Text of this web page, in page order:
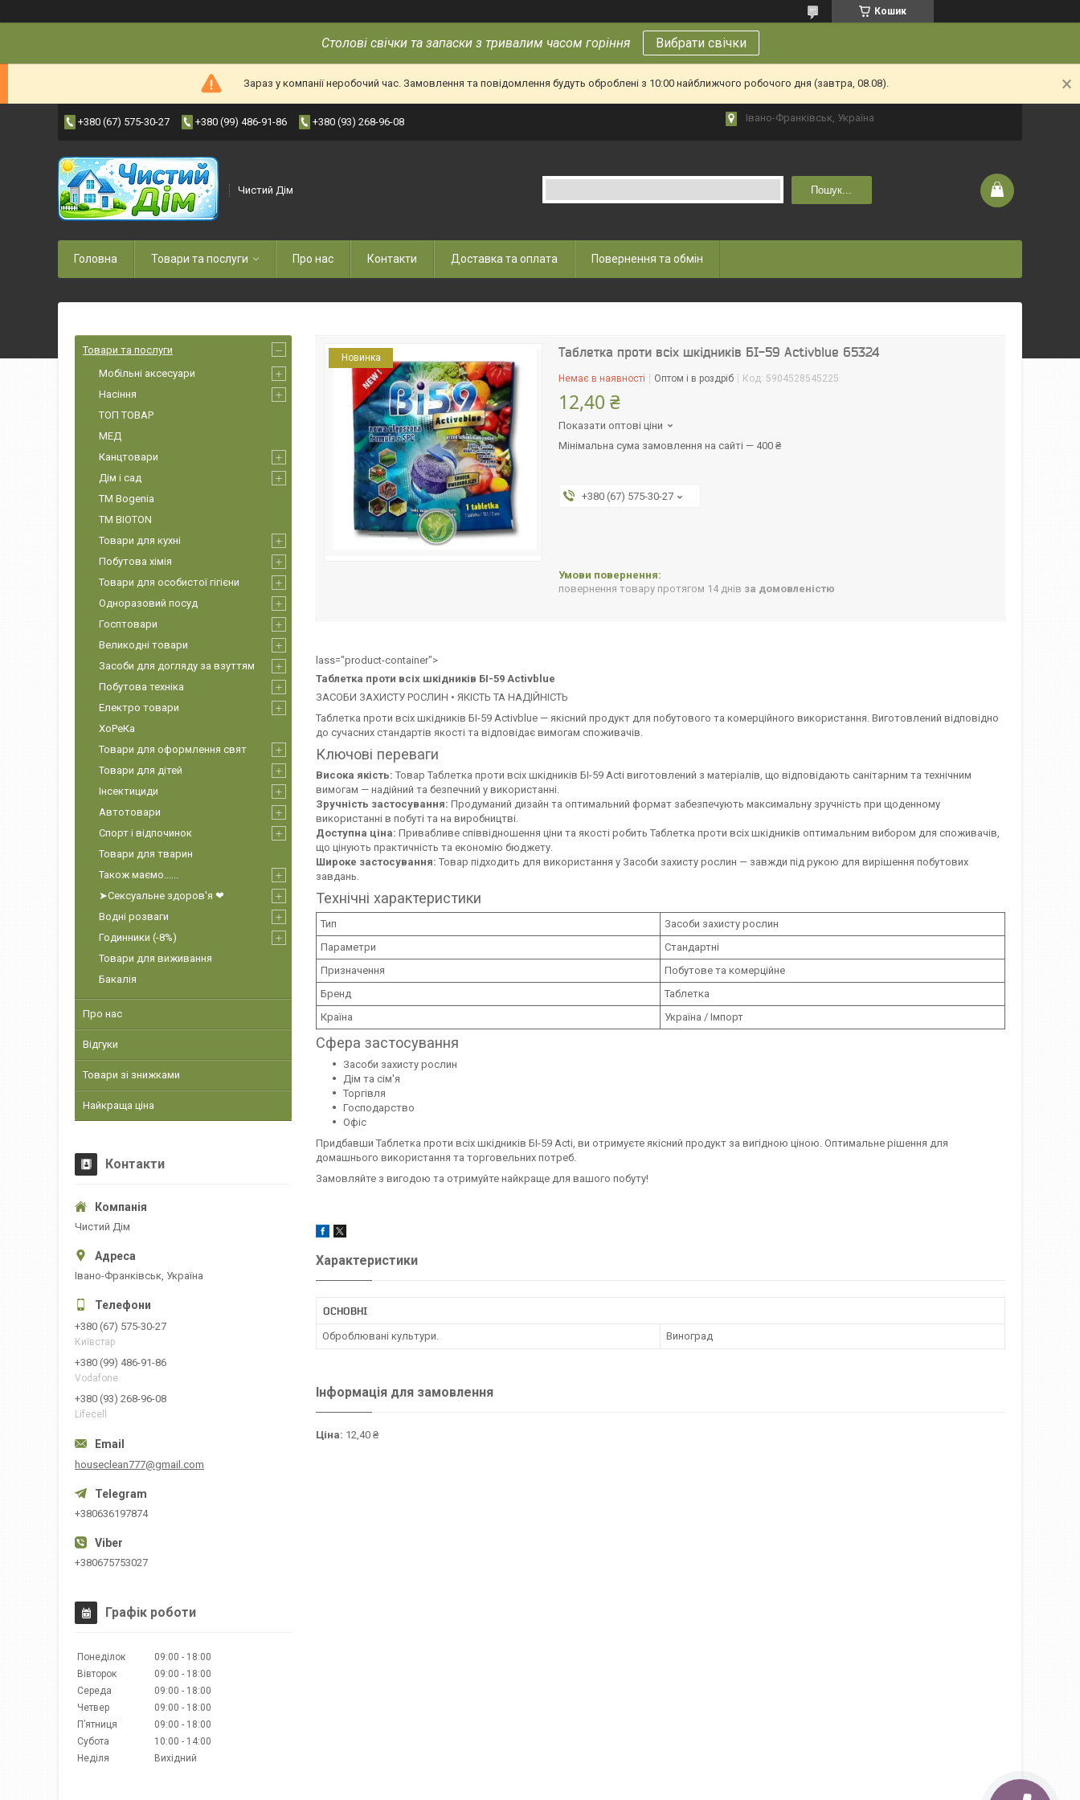
Кошик
Столові свічки та запаски з тривалим часом горіння Вибрати свічки
Зараз у компанії неробочий час. Замовлення та повідомлення будуть оброблені з 10:00 найближчого робочого дня (завтра, 08.08).
+380 (67) 575-30-27 +380 (99) 486-91-86 +380 (93) 268-96-08 Івано-Франківськ, Україна
Чистий Дім Пошук...
Головна Товари та послуги Про нас Контакти Доставка та оплата Повернення та обмін
Новинка Таблетка проти всіх шкідників БІ-59 Activblue 65324
Немає в наявності Оптом і в роздріб Код: 5904528545225
12,40 ₴
Показати оптові ціни
Мінімальна сума замовлення на сайті — 400 ₴
+380 (67) 575-30-27
повернення товару протягом 14 днів за домовленістю
lass="product-container">
Таблетка проти всіх шкідників БІ-59 Activblue
ЗАСОБИ ЗАХИСТУ РОСЛИН • ЯКІСТЬ ТА НАДІЙНІСТЬ
Таблетка проти всіх шкідників БІ-59 Activblue — якісний продукт для побутового та комерційного використання. Виготовлений відповідно
до сучасних стандартів якості та відповідає вимогам споживачів.
Ключові переваги
Висока якість: Товар Таблетка проти всіх шкідників БІ-59 Acti виготовлений з матеріалів, що відповідають санітарним та технічним
вимогам — надійний та безпечний у використанні.
Зручність застосування: Продуманий дизайн та оптимальний формат забезпечують максимальну зручність при щоденному
використанні в побуті та на виробництві.
Доступна ціна: Привабливе співвідношення ціни та якості робить Таблетка проти всіх шкідників оптимальним вибором для споживачів,
що цінують практичність та економію бюджету.
Широке застосування: Товар підходить для використання у Засоби захисту рослин — завжди під рукою для вирішення побутових
завдань.
Технічні характеристики
Тип
Засоби захисту рослин
Параметри
Стандартні
Призначення
Побутове та комерційне
Бренд
Таблетка
Країна
Україна / Імпорт
Сфера застосування
Засоби захисту рослин
Дім та сім'я
Торгівля
Господарство
Офіс
Придбавши Таблетка проти всіх шкідників БІ-59 Acti, ви отримуєте якісний продукт за вигідною ціною. Оптимальне рішення для
домашнього використання та торговельних потреб.
Замовляйте з вигодою та отримуйте найкраще для вашого побуту!
Характеристики
ОСНОВНІ
Оброблювані культури. Виноград
Інформація для замовлення
Ціна: 12,40 ₴
Товари та послуги
Мобільні аксесуари
Насіння
ТОП ТОВАР
МЕД
Канцтовари
Дім і сад
ТМ Bogenia
ТМ BIOTON
Товари для кухні
Побутова хімія
Товари для особистої гігієни
Одноразовий посуд
Госптовари
Великодні товари
Засоби для догляду за взуттям
Побутова техніка
Електро товари
ХоРеКа
Товари для оформлення свят
Товари для дітей
Інсектициди
Автотовари
Спорт і відпочинок
Товари для тварин
Також маємо......
➤Сексуальне здоров'я ❤
Водні розваги
Годинники (-8%)
Товари для виживання
Бакалія
Про нас
Відгуки
Товари зі знижками
Найкраща ціна
Контакти
Чистий Дім
Івано-Франківськ, Україна
+380 (67) 575-30-27
Київстар
+380 (99) 486-91-86
Vodafone
+380 (93) 268-96-08
Lifecell
houseclean777@gmail.com
+380636197874
+380675753027
Графік роботи
Понеділок 09:00
18:00
Вівторок
09:00
18:00
Середа
09:00
18:00
Четвер
09:00
18:00
Пʼятниця
09:00
18:00
Субота
10:00
14:00
Неділя
Вихідний